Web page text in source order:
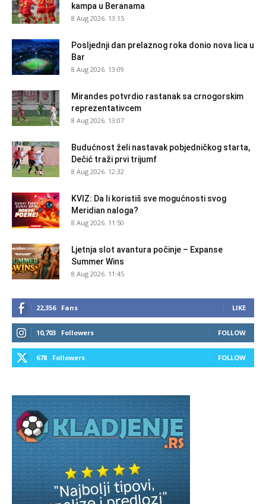
kampa u Beranama
8 Aug 2026. 13:15
Posljednji dan prelaznog roka donio nova lica u
Bar
8 Aug 2026. 13:09
Mirandes potvrdio rastanak sa crnogorskim
reprezentativcem
8 Aug 2026. 13:07
Budućnost želi nastavak pobjedničkog starta,
Dečić traži prvi trijumf
8 Aug 2026. 12:32
KVIZ: Da li koristiš sve mogućnosti svog
Meridian naloga?
8 Aug 2026. 11:50
Ljetnja slot avantura počinje – Expanse
Summer Wins
8 Aug 2026. 11:45
22,356 Fans LIKE
10,703 Followers FOLLOW
678 Followers FOLLOW